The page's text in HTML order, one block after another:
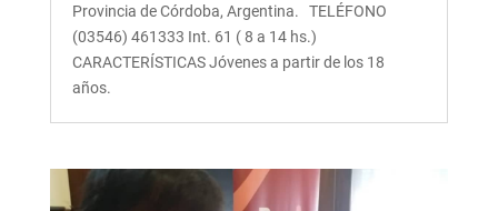
Provincia de Córdoba, Argentina. TELÉFONO
(03546) 461333 Int. 61 ( 8 a 14 hs.)
CARACTERÍSTICAS Jóvenes a partir de los 18
años.